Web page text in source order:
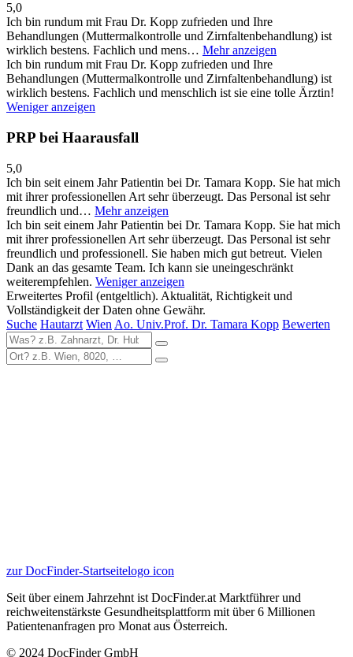
5,0
Ich bin rundum mit Frau Dr. Kopp zufrieden und Ihre
Behandlungen (Muttermalkontrolle und Zirnfaltenbehandlung) ist
wirklich bestens. Fachlich und mens… Mehr anzeigen
Ich bin rundum mit Frau Dr. Kopp zufrieden und Ihre
Behandlungen (Muttermalkontrolle und Zirnfaltenbehandlung) ist
wirklich bestens. Fachlich und menschlich ist sie eine tolle Ärztin!
Weniger anzeigen
PRP bei Haarausfall
5,0
Ich bin seit einem Jahr Patientin bei Dr. Tamara Kopp. Sie hat mich
mit ihrer professionellen Art sehr überzeugt. Das Personal ist sehr
freundlich und… Mehr anzeigen
Ich bin seit einem Jahr Patientin bei Dr. Tamara Kopp. Sie hat mich
mit ihrer professionellen Art sehr überzeugt. Das Personal ist sehr
freundlich und professionell. Sie haben mich gut betreut. Vielen
Dank an das gesamte Team. Ich kann sie uneingeschränkt
weiterempfehlen. Weniger anzeigen
Erweitertes Profil (entgeltlich). Aktualität, Richtigkeit und
Vollständigkeit der Daten ohne Gewähr.
Suche Hautarzt Wien Ao. Univ.Prof. Dr. Tamara Kopp Bewerten
zur DocFinder-Startseitelogo icon
Seit über einem Jahrzehnt ist DocFinder.at Marktführer und
reichweitenstärkste Gesundheitsplattform mit über 6 Millionen
Patientenanfragen pro Monat aus Österreich.
© 2024 DocFinder GmbH